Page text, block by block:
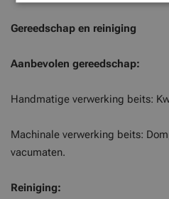
Gereedschap en reiniging
Aanbevolen gereedschap:
Handmatige verwerking beits:
Machinale verwerking beits:
vacumaten.
Reiniging: